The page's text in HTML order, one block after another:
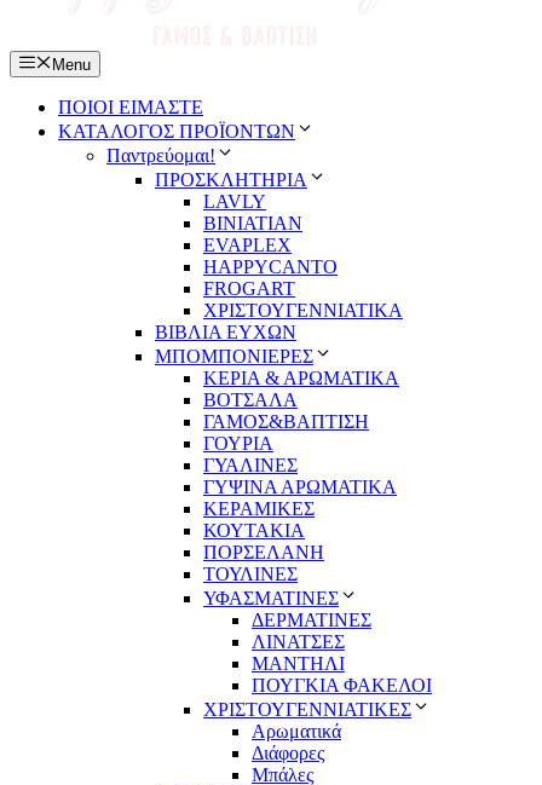
Menu
ΠΟΙΟΙ ΕΙΜΑΣΤΕ
ΚΑΤΑΛΟΓΟΣ ΠΡΟΪΟΝΤΩΝ
Παντρεύομαι!
ΠΡΟΣΚΛΗΤΗΡΙΑ
LAVLY
BINIATIAN
EVAPLEX
HAPPYCANTO
FROGART
ΧΡΙΣΤΟΥΓΕΝΝΙΑΤΙΚΑ
ΒΙΒΛΙΑ ΕΥΧΩΝ
ΜΠΟΜΠΟΝΙΕΡΕΣ
ΚΕΡΙΑ & ΑΡΩΜΑΤΙΚΑ
ΒΟΤΣΑΛΑ
ΓΑΜΟΣ&ΒΑΠΤΙΣΗ
ΓΟΥΡΙΑ
ΓΥΑΛΙΝΕΣ
ΓΥΨΙΝΑ ΑΡΩΜΑΤΙΚΑ
ΚΕΡΑΜΙΚΕΣ
ΚΟΥΤΑΚΙΑ
ΠΟΡΣΕΛΑΝΗ
ΤΟΥΛΙΝΕΣ
ΥΦΑΣΜΑΤΙΝΕΣ
ΔΕΡΜΑΤΙΝΕΣ
ΛΙΝΑΤΣΕΣ
ΜΑΝΤΗΛΙ
ΠΟΥΓΚΙΑ ΦΑΚΕΛΟΙ
ΧΡΙΣΤΟΥΓΕΝΝΙΑΤΙΚΕΣ
Αρωματικά
Διάφορες
Μπάλες